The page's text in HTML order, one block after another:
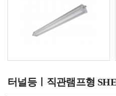
터널등ㅣ직관램프형